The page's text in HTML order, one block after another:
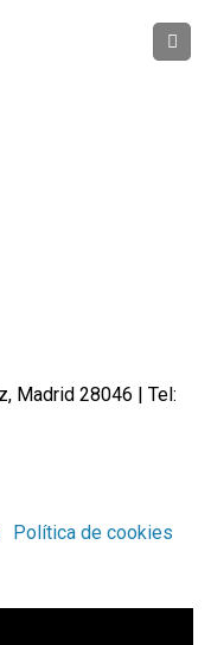
Madrid 28046 | Tel:
Política de cookies